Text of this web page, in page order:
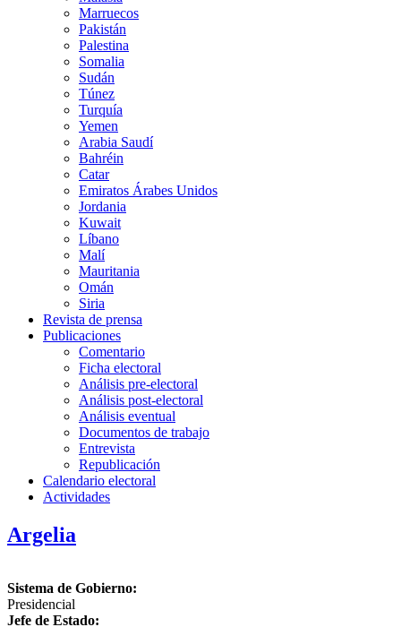
Marruecos
Pakistán
Palestina
Somalia
Sudán
Túnez
Turquía
Yemen
Arabia Saudí
Bahréin
Catar
Emiratos Árabes Unidos
Jordania
Kuwait
Líbano
Malí
Mauritania
Omán
Siria
Revista de prensa
Publicaciones
Comentario
Ficha electoral
Análisis pre-electoral
Análisis post-electoral
Análisis eventual
Documentos de trabajo
Entrevista
Republicación
Calendario electoral
Actividades
Argelia
Sistema de Gobierno:
Presidencial
Jefe de Estado: